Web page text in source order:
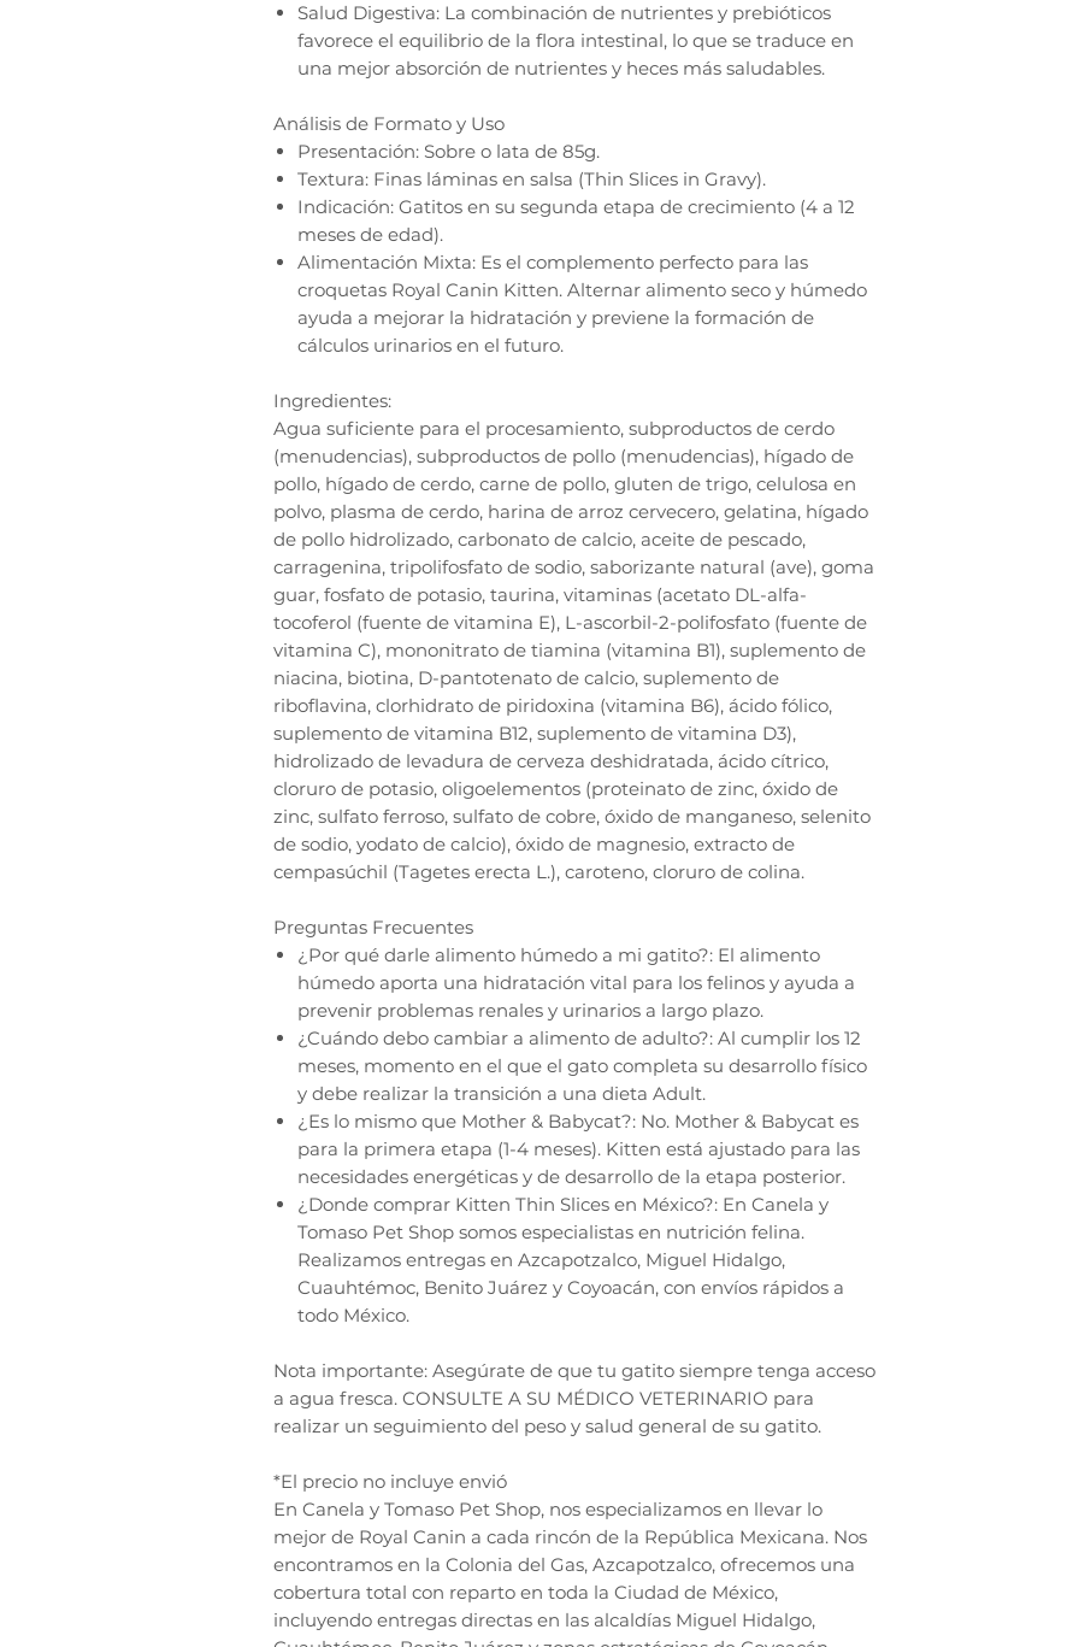
Salud Digestiva: La combinación de nutrientes y prebióticos
favorece el equilibrio de la flora intestinal, lo que se traduce en
una mejor absorción de nutrientes y heces más saludables.
Análisis de Formato y Uso
Presentación: Sobre o lata de 85g.
Textura: Finas láminas en salsa (Thin Slices in Gravy).
Indicación: Gatitos en su segunda etapa de crecimiento (4 a 12
meses de edad).
Alimentación Mixta: Es el complemento perfecto para las
croquetas Royal Canin Kitten. Alternar alimento seco y húmedo
ayuda a mejorar la hidratación y previene la formación de
cálculos urinarios en el futuro.
Ingredientes:
Agua suficiente para el procesamiento, subproductos de cerdo
(menudencias), subproductos de pollo (menudencias), hígado de
pollo, hígado de cerdo, carne de pollo, gluten de trigo, celulosa en
polvo, plasma de cerdo, harina de arroz cervecero, gelatina, hígado
de pollo hidrolizado, carbonato de calcio, aceite de pescado,
carragenina, tripolifosfato de sodio, saborizante natural (ave), goma
guar, fosfato de potasio, taurina, vitaminas (acetato DL-alfa-
tocoferol (fuente de vitamina E), L-ascorbil-2-polifosfato (fuente de
vitamina C), mononitrato de tiamina (vitamina B1), suplemento de
niacina, biotina, D-pantotenato de calcio, suplemento de
riboflavina, clorhidrato de piridoxina (vitamina B6), ácido fólico,
suplemento de vitamina B12, suplemento de vitamina D3),
hidrolizado de levadura de cerveza deshidratada, ácido cítrico,
cloruro de potasio, oligoelementos (proteinato de zinc, óxido de
zinc, sulfato ferroso, sulfato de cobre, óxido de manganeso, selenito
de sodio, yodato de calcio), óxido de magnesio, extracto de
cempasúchil (Tagetes erecta L.), caroteno, cloruro de colina.
Preguntas Frecuentes
¿Por qué darle alimento húmedo a mi gatito?: El alimento
húmedo aporta una hidratación vital para los felinos y ayuda a
prevenir problemas renales y urinarios a largo plazo.
¿Cuándo debo cambiar a alimento de adulto?: Al cumplir los 12
meses, momento en el que el gato completa su desarrollo físico
y debe realizar la transición a una dieta Adult.
¿Es lo mismo que Mother & Babycat?: No. Mother & Babycat es
para la primera etapa (1-4 meses). Kitten está ajustado para las
necesidades energéticas y de desarrollo de la etapa posterior.
¿Donde comprar Kitten Thin Slices en México?: En Canela y
Tomaso Pet Shop somos especialistas en nutrición felina.
Realizamos entregas en Azcapotzalco, Miguel Hidalgo,
Cuauhtémoc, Benito Juárez y Coyoacán, con envíos rápidos a
todo México.
Nota importante: Asegúrate de que tu gatito siempre tenga acceso
a agua fresca. CONSULTE A SU MÉDICO VETERINARIO para
realizar un seguimiento del peso y salud general de su gatito.
*El precio no incluye envió
En Canela y Tomaso Pet Shop, nos especializamos en llevar lo
mejor de Royal Canin a cada rincón de la República Mexicana. Nos
encontramos en la Colonia del Gas, Azcapotzalco, ofrecemos una
cobertura total con reparto en toda la Ciudad de México,
incluyendo entregas directas en las alcaldías Miguel Hidalgo,